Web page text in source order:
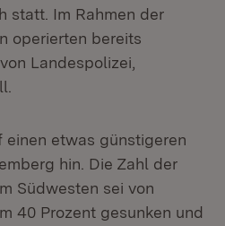
statt. Im Rahmen der
operierten bereits
Landespolizei,
etwas günstigeren
hin. Die Zahl der
Südwesten sei von
40 Prozent gesunken und